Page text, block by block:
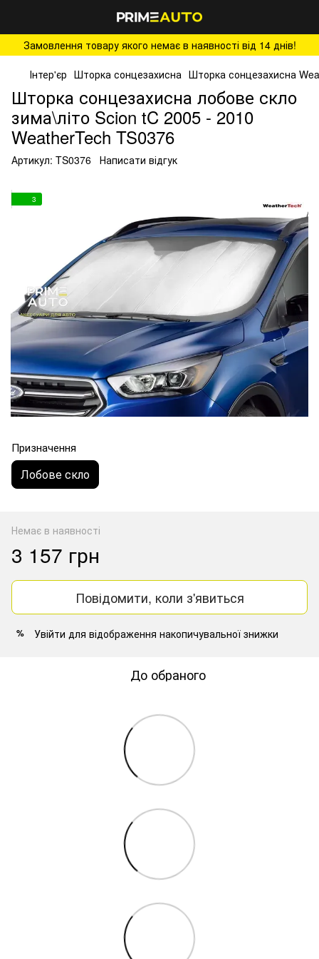
Замовлення товару якого немає в наявності від 14 днів!
Інтер'єр Шторка сонцезахисна Шторка сонцезахисна
Шторка сонцезахисна лобове скло
зима\літо Scion tC 2005 - 2010
WeatherTech TS0376
Артикул: TS0376 Написати відгук
3
Призначення
Лобове скло
Немає в наявності
3 157 грн
Повідомити, коли з'явиться
% Увійти для відображення накопичувальної знижки
До обраного